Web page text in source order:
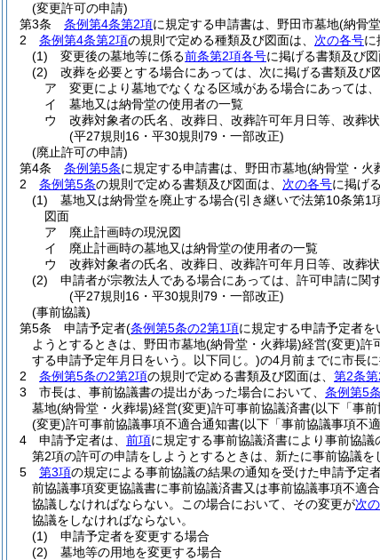
(変更許可の申請)
第3条
条例第4条第2項に規定する申請書は、野田市墓地(納骨
2
条例第4条第2項の規則で定める種類及び図面は、 次の各号に
(1)
変更後の墓地等に係る前条第2項各号に掲げる書類及び
(2)
改葬を必要とする場合にあっては、次に掲げる書類及び
ア
変更により墓地でなくなる区域がある場合にあっては
イ
墓地又は納骨堂の使用者の一覧
ウ
改葬対象者の氏名、改葬日、改葬許可年月日等、改葬
(平27規則16・平30規則79・一部改正)
(廃止許可の申請)
第4条
条例第5条に規定する申請書は、野田市墓地(納骨堂・火
2
条例第5条の規則で定める書類及び図面は、 次の各号に掲げ
(1)
墓地又は納骨堂を廃止する場合(引き継いで法第10条第1
図面
ア
廃止計画時の現況図
イ
廃止計画時の墓地又は納骨堂の使用者の一覧
ウ
改葬対象者の氏名、改葬日、改葬許可年月日等、改葬
(2)
申請者が宗教法人である場合にあっては、許可申請に関
(平27規則16・平30規則79・一部改正)
(事前協議)
第5条
申請予定者(条例第5条の2第1項に規定する申請予定者
ようとするときは、野田市墓地(納骨堂・火葬場)経営(変更)許
する申請予定年月日をいう。以下同じ。)の4月前までに市長
2
条例第5条の2第2項の規則で定める書類及び図面は、 第2条
3
市長は、事前協議書の提出があった場合において、 条例第5
墓地(納骨堂・火葬場)経営(変更)許可事前協議済書(以下「事
(変更)許可事前協議事項不適合通知書(以下「事前協議事項不
4
申請予定者は、 前項に規定する事前協議済書により事前協
第2項の許可の申請をしようとするときは、新たに事前協議を
5
第3項の規定による事前協議の結果の通知を受けた申請予定
前協議事項変更協議書に事前協議済書又は事前協議事項不適
協議しなければならない。
この場合において、その変更が次
協議をしなければならない。
(1)
申請予定者を変更する場合
(2)
墓地等の用地を変更する場合